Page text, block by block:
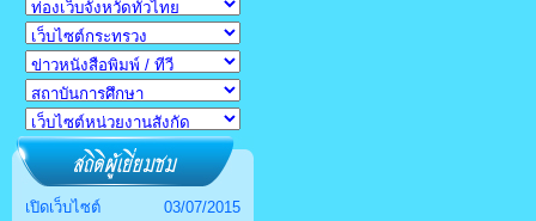
เปิดเว็บไซต์
03/07/2015